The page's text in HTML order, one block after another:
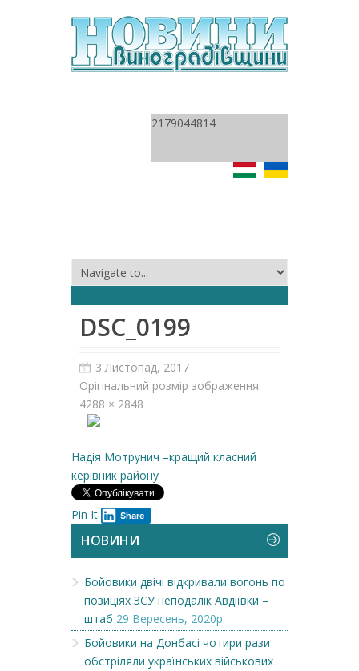
2179044814
DSC_0199
3 Листопад, 2017
Орігінальний розмір зображення:
4288 × 2848
Надія Мотрунич –кращий класний
керівник району
Pin It Share
НОВИНИ
Бойовики двічі відкривали вогонь по
позиціях ЗСУ неподалік Авдіївки –
штаб 29 Вересень, 2020р.
Бойовики на Донбасі чотири рази
обстріляли українських військових